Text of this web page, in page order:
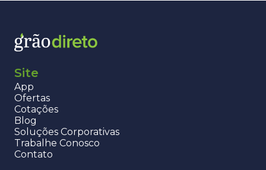
Site
App
Ofertas
Cotações
Blog
Soluções Corporativas
Trabalhe Conosco
Contato